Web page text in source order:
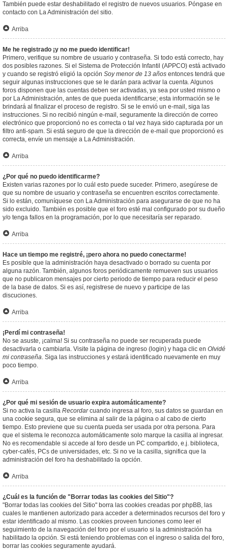
También puede estar deshabilitado el registro de nuevos usuarios. Póngase en
contacto con La Administración del sitio.
Arriba
Me he registrado ¡y no me puedo identificar!
Primero, verifique su nombre de usuario y contraseña. Si todo está correcto, hay
dos posibles razones. Si el Sistema de Protección Infantil (APPCO) está activado
y cuando se registró eligió la opción Soy menor de 13 años entonces tendrá que
seguir algunas instrucciones que se le darán para activar la cuenta. Algunos
foros disponen que las cuentas deben ser activadas, ya sea por usted mismo o
por La Administración, antes de que pueda identificarse; esta información se le
brindará al finalizar el proceso de registro. Si se le envió un e-mail, siga las
instrucciones. Si no recibió ningún e-mail, seguramente la dirección de correo
electrónico que proporcionó no es correcta o tal vez haya sido capturada por un
filtro anti-spam. Si está seguro de que la dirección de e-mail que proporcionó es
correcta, envíe un mensaje a La Administración.
Arriba
¿Por qué no puedo identificarme?
Existen varias razones por lo cuál esto puede suceder. Primero, asegúrese de
que su nombre de usuario y contraseña se encuentren escritos correctamente.
Si lo están, comuníquese con La Administración para asegurarse de que no ha
sido excluido. También es posible que el foro esté mal configurado por su dueño
y/o tenga fallos en la programación, por lo que necesitaría ser reparado.
Arriba
Hace un tiempo me registré, ¡pero ahora no puedo conectarme!
Es posible que la administración haya desactivado o borrado su cuenta por
alguna razón. También, algunos foros periódicamente remueven sus usuarios
que no publicaron mensajes por cierto periodo de tiempo para reducir el peso
de la base de datos. Si es así, registrese de nuevo y participe de las
discuciones.
Arriba
¡Perdí mi contraseña!
No se asuste, ¡calma! Si su contraseña no puede ser recuperada puede
desactivarla o cambiarla. Visite la página de ingreso (login) y haga clic en Olvidé
mi contraseña. Siga las instrucciones y estará identificado nuevamente en muy
poco tiempo.
Arriba
¿Por qué mi sesión de usuario expira automáticamente?
Si no activa la casilla Recordarcuando ingresa al foro, sus datos se guardan en
una cookie segura, que se elimina al salir de la página o al cabo de cierto
tiempo. Esto previene que su cuenta pueda ser usada por otra persona. Para
que el sistema le reconozca automáticamente solo marque la casilla al ingresar.
No es recomendable si accede al foro desde un PC compartido, e.j. biblioteca,
cyber-cafés, PCs de universidades, etc. Si no ve la casilla, significa que la
administración del foro ha deshabilitado la opción.
Arriba
¿Cuál es la función de "Borrar todas las cookies del Sitio"?
"Borrar todas las cookies del Sitio" borra las cookies creadas por phpBB, las
cuales le mantienen autorizado para acceder a determinados recursos del foro y
estar identificado al mismo. Las cookies proveen funciones como leer el
seguimiento de la navegación del foro por el usuario si la administración ha
habilitado la opción. Si está teniendo problemas con el ingreso o salida del foro,
borrar las cookies seguramente ayudará.